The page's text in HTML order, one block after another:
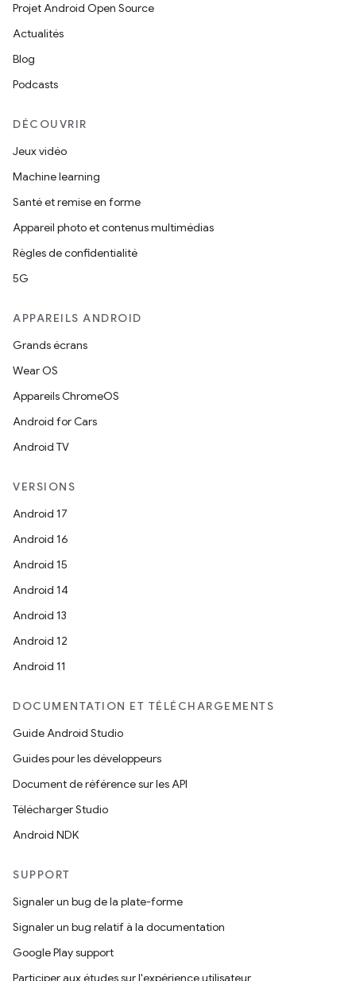
Projet Android Open Source
Actualités
Blog
Podcasts
DÉCOUVRIR
Jeux vidéo
Machine learning
Santé et remise en forme
Appareil photo et contenus multimédias
Règles de confidentialité
5G
APPAREILS ANDROID
Grands écrans
Wear OS
Appareils ChromeOS
Android for Cars
Android TV
VERSIONS
Android 17
Android 16
Android 15
Android 14
Android 13
Android 12
Android 11
DOCUMENTATION ET TÉLÉCHARGEMENTS
Guide Android Studio
Guides pour les développeurs
Document de référence sur les API
Télécharger Studio
Android NDK
SUPPORT
Signaler un bug de la plate-forme
Signaler un bug relatif à la documentation
Google Play support